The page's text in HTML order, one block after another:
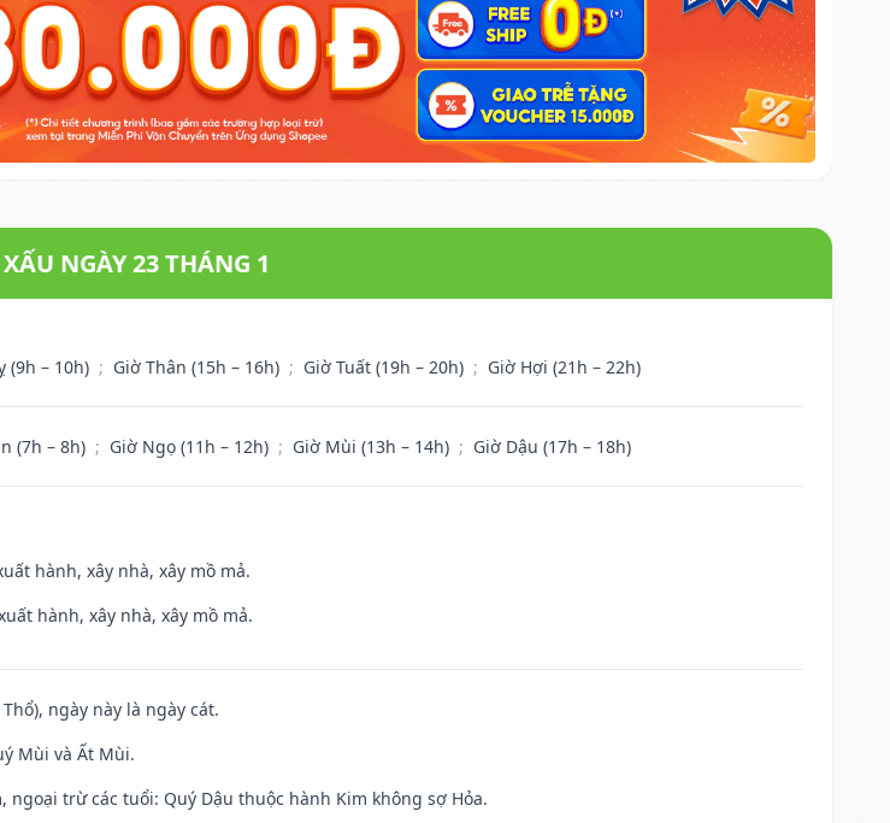
NGÀY 23 THÁNG 1
(9h – 10h) ; Giờ Thân (15h – 16h) ; Giờ Tuất (19h – 20h) ; Giờ Hợi (21h – 22h)
(7h – 8h) ; Giờ Ngọ (11h – 12h) ; Giờ Mùi (13h – 14h) ; Giờ Dậu (17h – 18h)
hành, xây nhà, xây mồ mả.
hành, xây nhà, xây mồ mả.
ngày này là ngày cát.
Mùi và Ất Mùi.
trừ các tuổi: Quý Dậu thuộc hành Kim không sợ Hỏa.